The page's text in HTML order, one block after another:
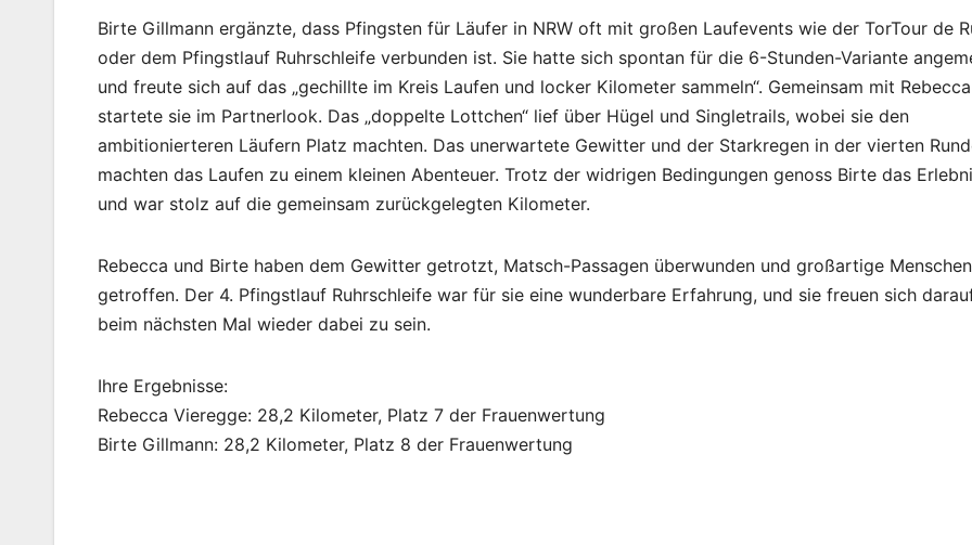
Birte Gillmann ergänzte, dass Pfingsten für Läufer in NRW oft mit großen Laufevents wie der TorTour de
oder dem Pfingstlauf Ruhrschleife verbunden ist. Sie hatte sich spontan für die 6-Stunden-Variante
und freute sich auf das „gechillte im Kreis Laufen und locker Kilometer sammeln“. Gemeinsam mit Rebecca
startete sie im Partnerlook. Das „doppelte Lottchen“ lief über Hügel und Singletrails, wobei sie den
ambitionierteren Läufern Platz machten. Das unerwartete Gewitter und der Starkregen in der vierten
machten das Laufen zu einem kleinen Abenteuer. Trotz der widrigen Bedingungen genoss Birte das
und war stolz auf die gemeinsam zurückgelegten Kilometer.
Rebecca und Birte haben dem Gewitter getrotzt, Matsch-Passagen überwunden und großartige Menschen
getroffen. Der 4. Pfingstlauf Ruhrschleife war für sie eine wunderbare Erfahrung, und sie freuen sich
beim nächsten Mal wieder dabei zu sein.
Ihre Ergebnisse:
Rebecca Vieregge: 28,2 Kilometer, Platz 7 der Frauenwertung
Birte Gillmann: 28,2 Kilometer, Platz 8 der Frauenwertung